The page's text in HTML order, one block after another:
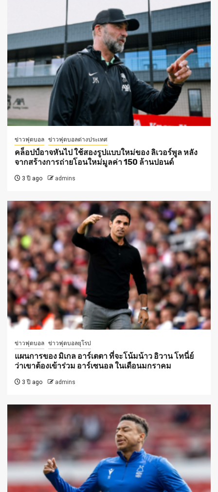
ข่าวฟุตบอล ข่าวฟุตบอลต่างประเทศ
คล็อปป์อาจหันไป ใช้สองรูปแบบใหม่ของ ลิเวอร์พูล หลัง
จากสร้างการถ่ายโอนใหม่มูลค่า 150 ล้านปอนด์
3 ปี ago admins
ข่าวฟุตบอล ข่าวฟุตบอลยุโรป
แผนการของ มิเกล อาร์เตตา ที่จะโน้มน้าว อิวาน โทนี่ย์
ว่าเขาต้องเข้าร่วม อาร์เซนอล ในเดือนมกราคม
3 ปี ago admins